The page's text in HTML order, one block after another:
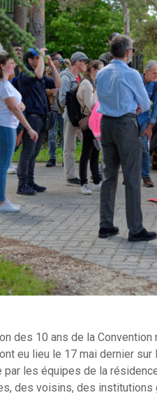
des 10 ans de la
eu lieu le 17 mai dernier
par les équipes de la
des voisins, des